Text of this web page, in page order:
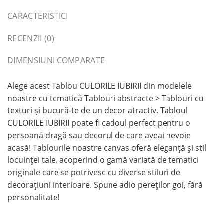
CARACTERISTICI
RECENZII (0)
DIMENSIUNI COMPARATE
Alege acest Tablou CULORILE IUBIRII din modelele
noastre cu tematică Tablouri abstracte > Tablouri cu
texturi și bucură-te de un decor atractiv. Tabloul
CULORILE IUBIRII poate fi cadoul perfect pentru o
persoană dragă sau decorul de care aveai nevoie
acasă! Tablourile noastre canvas oferă eleganță și stil
locuinței tale, acoperind o gamă variată de tematici
originale care se potrivesc cu diverse stiluri de
decorațiuni interioare. Spune adio pereților goi, fără
personalitate!